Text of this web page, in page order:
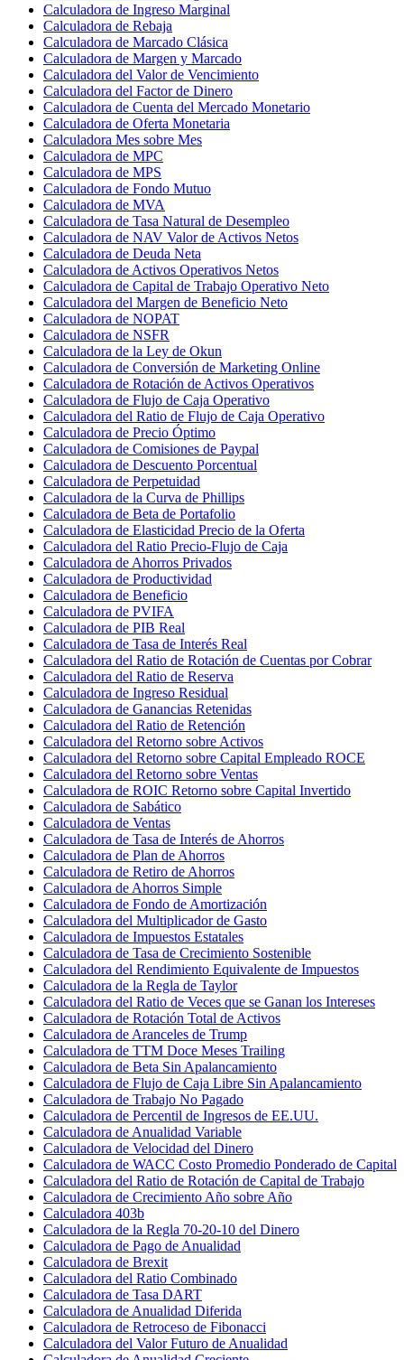
Calculadora de Ingreso Marginal
Calculadora de Rebaja
Calculadora de Marcado Clásica
Calculadora de Margen y Marcado
Calculadora del Valor de Vencimiento
Calculadora del Factor de Dinero
Calculadora de Cuenta del Mercado Monetario
Calculadora de Oferta Monetaria
Calculadora Mes sobre Mes
Calculadora de MPC
Calculadora de MPS
Calculadora de Fondo Mutuo
Calculadora de MVA
Calculadora de Tasa Natural de Desempleo
Calculadora de NAV Valor de Activos Netos
Calculadora de Deuda Neta
Calculadora de Activos Operativos Netos
Calculadora de Capital de Trabajo Operativo Neto
Calculadora del Margen de Beneficio Neto
Calculadora de NOPAT
Calculadora de NSFR
Calculadora de la Ley de Okun
Calculadora de Conversión de Marketing Online
Calculadora de Rotación de Activos Operativos
Calculadora de Flujo de Caja Operativo
Calculadora del Ratio de Flujo de Caja Operativo
Calculadora de Precio Óptimo
Calculadora de Comisiones de Paypal
Calculadora de Descuento Porcentual
Calculadora de Perpetuidad
Calculadora de la Curva de Phillips
Calculadora de Beta de Portafolio
Calculadora de Elasticidad Precio de la Oferta
Calculadora del Ratio Precio-Flujo de Caja
Calculadora de Ahorros Privados
Calculadora de Productividad
Calculadora de Beneficio
Calculadora de PVIFA
Calculadora de PIB Real
Calculadora de Tasa de Interés Real
Calculadora del Ratio de Rotación de Cuentas por Cobrar
Calculadora del Ratio de Reserva
Calculadora de Ingreso Residual
Calculadora de Ganancias Retenidas
Calculadora del Ratio de Retención
Calculadora del Retorno sobre Activos
Calculadora del Retorno sobre Capital Empleado ROCE
Calculadora del Retorno sobre Ventas
Calculadora de ROIC Retorno sobre Capital Invertido
Calculadora de Sabático
Calculadora de Ventas
Calculadora de Tasa de Interés de Ahorros
Calculadora de Plan de Ahorros
Calculadora de Retiro de Ahorros
Calculadora de Ahorros Simple
Calculadora de Fondo de Amortización
Calculadora del Multiplicador de Gasto
Calculadora de Impuestos Estatales
Calculadora de Tasa de Crecimiento Sostenible
Calculadora del Rendimiento Equivalente de Impuestos
Calculadora de la Regla de Taylor
Calculadora del Ratio de Veces que se Ganan los Intereses
Calculadora de Rotación Total de Activos
Calculadora de Aranceles de Trump
Calculadora de TTM Doce Meses Trailing
Calculadora de Beta Sin Apalancamiento
Calculadora de Flujo de Caja Libre Sin Apalancamiento
Calculadora de Trabajo No Pagado
Calculadora de Percentil de Ingresos de EE.UU.
Calculadora de Anualidad Variable
Calculadora de Velocidad del Dinero
Calculadora de WACC Costo Promedio Ponderado de Capital
Calculadora del Ratio de Rotación de Capital de Trabajo
Calculadora de Crecimiento Año sobre Año
Calculadora 403b
Calculadora de la Regla 70-20-10 del Dinero
Calculadora de Pago de Anualidad
Calculadora de Brexit
Calculadora del Ratio Combinado
Calculadora de Tasa DART
Calculadora de Anualidad Diferida
Calculadora de Retroceso de Fibonacci
Calculadora del Valor Futuro de Anualidad